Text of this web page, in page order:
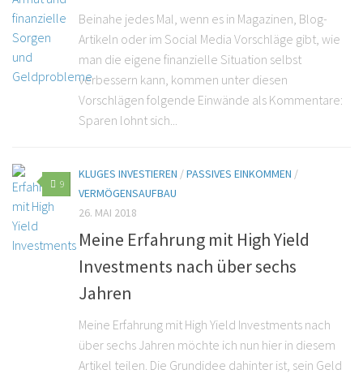
Beinahe jedes Mal, wenn es in Magazinen, Blog-
Artikeln oder im Social Media Vorschläge gibt, wie
man die eigene finanzielle Situation selbst
verbessern kann, kommen unter diesen
Vorschlägen folgende Einwände als Kommentare:
Sparen lohnt sich...
9
KLUGES INVESTIEREN /PASSIVES EINKOMMEN /
VERMÖGENSAUFBAU
26. MAI 2018
Meine Erfahrung mit High Yield
Investments nach über sechs
Jahren
Meine Erfahrung mit High Yield Investments nach
über sechs Jahren möchte ich nun hier in diesem
Artikel teilen. Die Grundidee dahinter ist, sein Geld